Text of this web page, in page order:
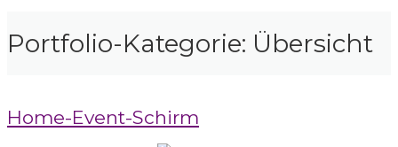
Portfolio-Kategorie: Übersicht
Home-Event-Schirm